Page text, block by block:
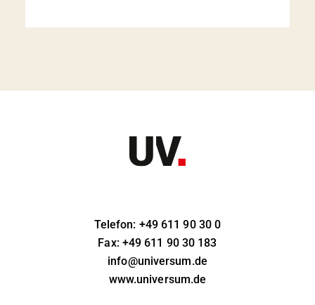
Telefon: +49 611 90 30 0
Fax: +49 611 90 30 183
info@universum.de
www.universum.de